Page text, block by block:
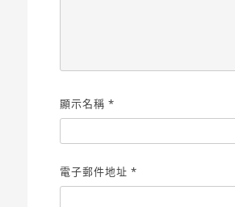
顯示名稱*
電子郵件地址*